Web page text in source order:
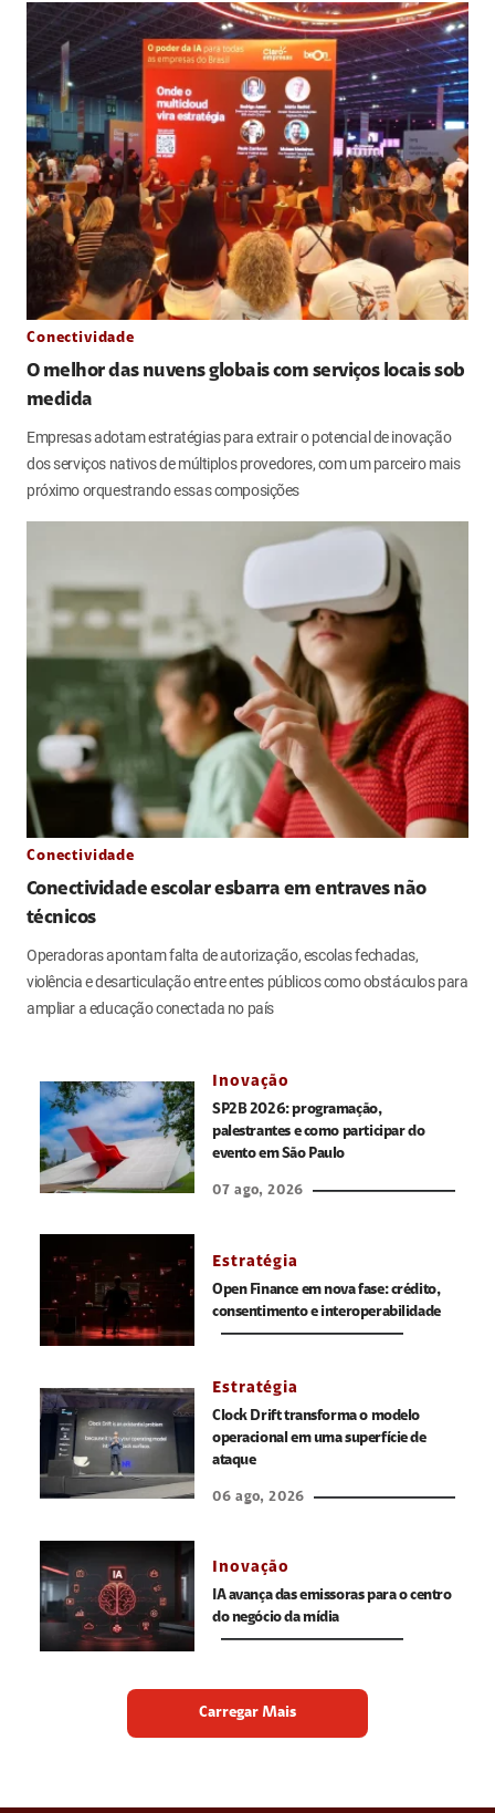
Conectividade
O melhor das nuvens globais com serviços locais sob
medida
Empresas adotam estratégias para extrair o potencial de inovação
dos serviços nativos de múltiplos provedores, com um parceiro mais
próximo orquestrando essas composições
Conectividade
Conectividade escolar esbarra em entraves não
técnicos
Operadoras apontam falta de autorização, escolas fechadas,
violência e desarticulação entre entes públicos como obstáculos para
ampliar a educação conectada no país
Inovação
SP2B 2026: programação,
palestrantes e como participar do
evento em São Paulo
07 ago, 2026
Estratégia
Open Finance em nova fase: crédito,
consentimento e interoperabilidade
Estratégia
Clock Drift transforma o modelo
operacional em uma superfície de
ataque
06 ago, 2026
Inovação
IA avança das emissoras para o centro
do negócio da mídia
Carregar Mais